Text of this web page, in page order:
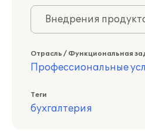
Внедрения
Отрасль / Функциональная
Профессиональные
Теги
бухгалтерия